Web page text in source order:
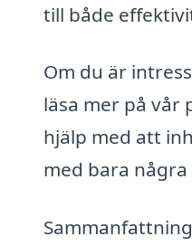
till både
Om du är
läsa mer på vår
hjälp med att
med bara